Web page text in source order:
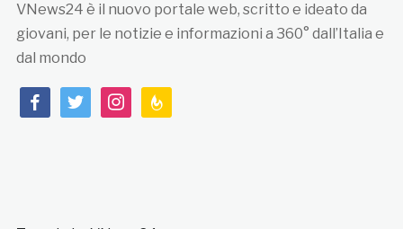
VNews24 è il nuovo portale web, scritto e ideato da
giovani, per le notizie e informazioni a 360° dall’Italia e
dal mondo
facebooktwitterinstagramfeedburner